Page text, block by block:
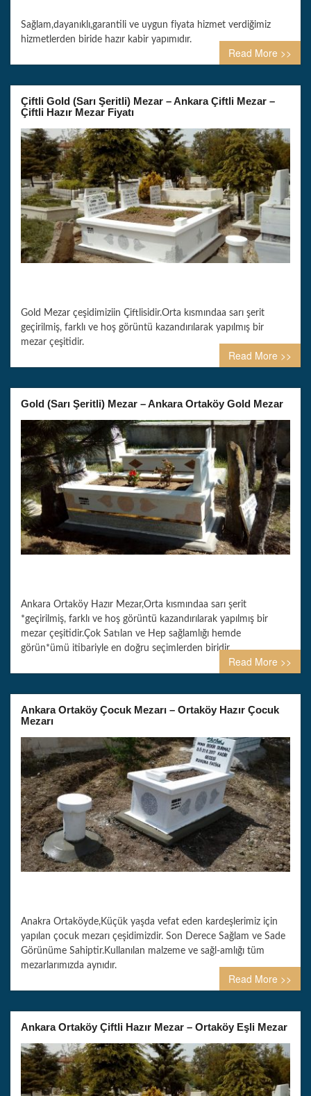
Sağlam,dayanıklı,garantili ve uygun fiyata hizmet verdiğimiz
hizmetlerden biride hazır kabir yapımıdır.
Read More >>
Çiftli Gold (Sarı Şeritli) Mezar – Ankara Çiftli Mezar –
Çiftli Hazır Mezar Fiyatı
Gold Mezar çeşidimiziin Çiftlisidir.Orta kısmındaa sarı şerit
geçirilmiş, farklı ve hoş görüntü kazandırılarak yapılmış bir
mezar çeşitidir.
Read More >>
Gold (Sarı Şeritli) Mezar – Ankara Ortaköy Gold Mezar
Ankara Ortaköy Hazır Mezar,Orta kısmındaa sarı şerit
*geçirilmiş, farklı ve hoş görüntü kazandırılarak yapılmış bir
mezar çeşitidir.Çok Satılan ve Hep sağlamlığı hemde
görün*ümü itibariyle en doğru seçimlerden biridir.
Read More >>
Ankara Ortaköy Çocuk Mezarı – Ortaköy Hazır Çocuk
Mezarı
Anakra Ortaköyde,Küçük yaşda vefat eden kardeşlerimiz için
yapılan çocuk mezarı çeşidimizdir. Son Derece Sağlam ve Sade
Görünüme Sahiptir.Kullanılan malzeme ve sağl-amlığı tüm
mezarlarımızda aynıdır.
Read More >>
Ankara Ortaköy Çiftli Hazır Mezar – Ortaköy Eşli Mezar